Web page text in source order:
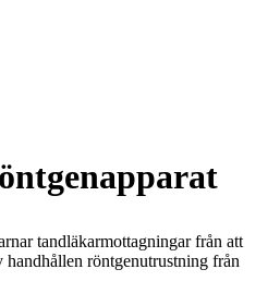
tandläkarmottagningar från att
röntgenutrustning från